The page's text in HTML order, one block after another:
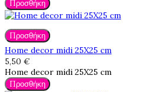
Προσθήκη
Προσθήκη
Home decor midi 25X25 cm
5,50 €
Home decor midi 25X25 cm
Προσθήκη